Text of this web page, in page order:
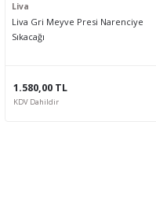
Liva
Liva Gri Meyve Presi Narenciye
Sıkacağı
1.580,00 TL
KDV Dahildir